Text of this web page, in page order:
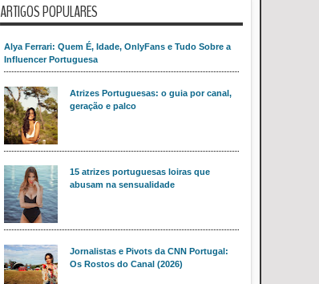
ARTIGOS POPULARES
Alya Ferrari: Quem É, Idade, OnlyFans e Tudo Sobre a
Influencer Portuguesa
Atrizes Portuguesas: o guia por canal,
geração e palco
15 atrizes portuguesas loiras que
abusam na sensualidade
Jornalistas e Pivots da CNN Portugal:
Os Rostos do Canal (2026)